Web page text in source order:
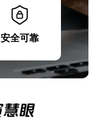
安全可靠